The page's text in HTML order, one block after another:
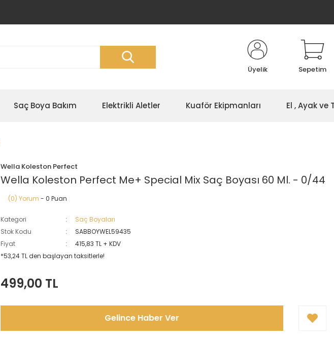
Üyelik Sepetim
Saç Boya Bakım Elektrikli Aletler Kuaför Ekipmanları El , Ayak ve
Wella Koleston Perfect
Wella Koleston Perfect Me+ Special Mix Saç Boyası 60 Ml. - 0/44
(0) Yorum - 0 Puan
Kategori
Saç Boyaları
Stok Kodu
SABBOYWEL59435
Fiyat
415,83 TL + KDV
*53,24 TL den başlayan taksitlerle!
499,00 TL
Gelince Haber Ver